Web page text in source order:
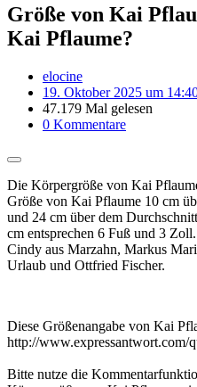
Größe von Kai
Kai Pflaume?
elocine
19. Oktober 2025 um
47.179 Mal gelesen
0 Kommentare
Die Körpergröße von Kai
Größe von Kai Pflaume 10 cm
und 24 cm über dem
cm entsprechen 6 Fuß und 3
Cindy aus Marzahn, Markus
Urlaub und Ottfried Fischer.
Diese Größenangabe von Kai
http://www.expressantwort.com/
Bitte nutze die